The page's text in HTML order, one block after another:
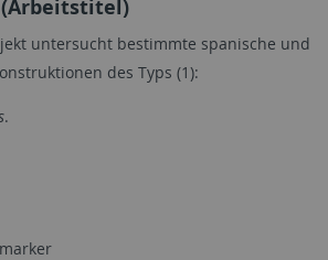
(Arbeitstitel)
untersucht bestimmte spanische und
des Typs (1):
.